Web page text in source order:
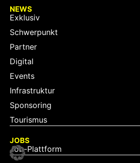
NEWS
Exklusiv
Schwerpunkt
Partner
Digital
Events
Infrastruktur
Sponsoring
Tourismus
JOBS
Job-Plattform